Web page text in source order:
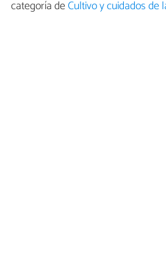
categoría deCultivo y cuidados de